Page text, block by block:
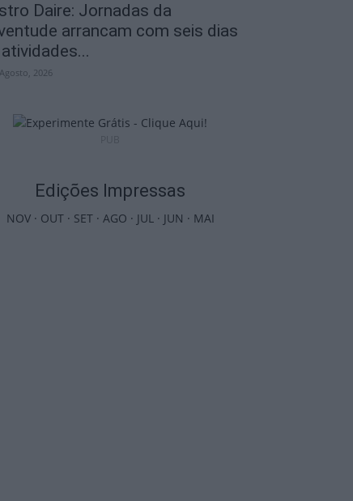
Daire: Jornadas da
arrancam com seis dias
2026
Edições Impressas
NOV· OUT· SET· AGO · JUL· JUN · MAI